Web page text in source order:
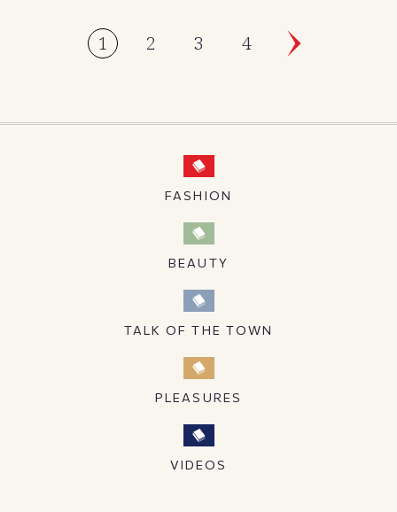
1 2 3 4
FASHION
BEAUTY
TALK OF THE TOWN
PLEASURES
VIDEOS